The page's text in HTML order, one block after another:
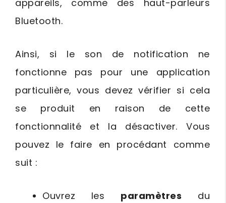
appareils, comme des haut-parleurs
Bluetooth.
Ainsi, si le son de notification ne
fonctionne pas pour une application
particulière, vous devez vérifier si cela
se produit en raison de cette
fonctionnalité et la désactiver. Vous
pouvez le faire en procédant comme
suit :
Ouvrez les paramètres du